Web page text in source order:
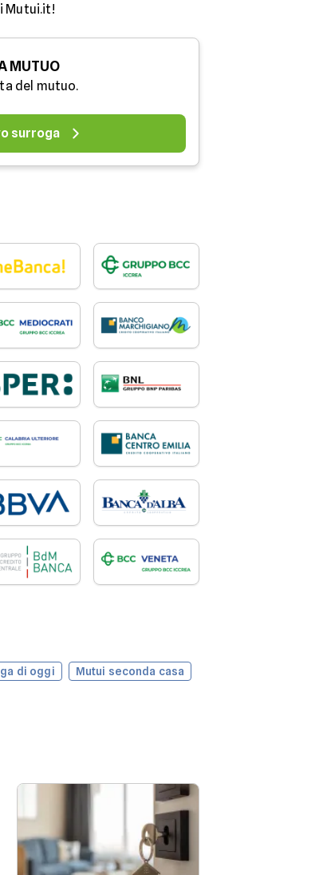
Mutui.it!
MUTUO
del mutuo.
surroga
di oggi
Mutui seconda casa